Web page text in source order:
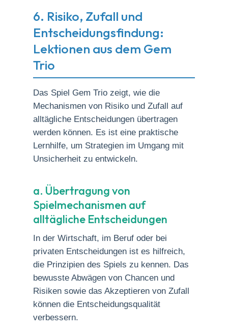
6. Risiko, Zufall und
Entscheidungsfindung:
Lektionen aus dem Gem
Trio
Das Spiel Gem Trio zeigt, wie die
Mechanismen von Risiko und Zufall auf
alltägliche Entscheidungen übertragen
werden können. Es ist eine praktische
Lernhilfe, um Strategien im Umgang mit
Unsicherheit zu entwickeln.
a. Übertragung von
Spielmechanismen auf
alltägliche Entscheidungen
In der Wirtschaft, im Beruf oder bei
privaten Entscheidungen ist es hilfreich,
die Prinzipien des Spiels zu kennen. Das
bewusste Abwägen von Chancen und
Risiken sowie das Akzeptieren von Zufall
können die Entscheidungsqualität
verbessern.